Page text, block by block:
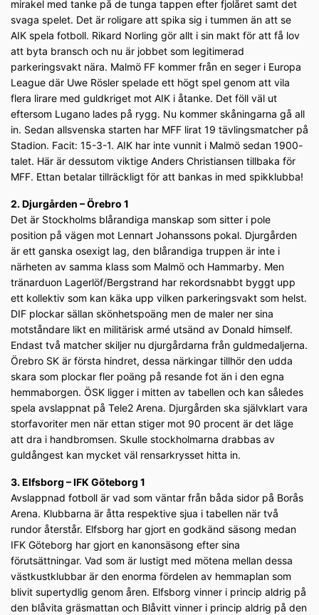
mirakel med tanke på de tunga tappen efter fjolåret samt det
svaga spelet. Det är roligare att spika sig i tummen än att se
AIK spela fotboll. Rikard Norling gör allt i sin makt för att få lov
att byta bransch och nu är jobbet som legitimerad
parkeringsvakt nära. Malmö FF kommer från en seger i Europa
League där Uwe Rösler spelade ett högt spel genom att vila
flera lirare med guldkriget mot AIK i åtanke. Det föll väl ut
eftersom Lugano lades på rygg. Nu kommer skåningarna gå all
in. Sedan allsvenska starten har MFF lirat 19 tävlingsmatcher på
Stadion. Facit: 15-3-1. AIK har inte vunnit i Malmö sedan 1900-
talet. Här är dessutom viktige Anders Christiansen tillbaka för
MFF. Ettan betalar tillräckligt för att bankas in med spikklubba!
2. Djurgården – Örebro 1
Det är Stockholms blårandiga manskap som sitter i pole
position på vägen mot Lennart Johanssons pokal. Djurgården
är ett ganska osexigt lag, den blårandiga truppen är inte i
närheten av samma klass som Malmö och Hammarby. Men
tränarduon Lagerlöf/Bergstrand har rekordsnabbt byggt upp
ett kollektiv som kan käka upp vilken parkeringsvakt som helst.
DIF plockar sällan skönhetspoäng men de maler ner sina
motståndare likt en militärisk armé utsänd av Donald himself.
Endast två matcher skiljer nu djurgårdarna från guldmedaljerna.
Örebro SK är första hindret, dessa närkingar tillhör den udda
skara som plockar fler poäng på resande fot än i den egna
hemmaborgen. ÖSK ligger i mitten av tabellen och kan således
spela avslappnat på Tele2 Arena. Djurgården ska självklart vara
storfavoriter men när ettan stiger mot 90 procent är det läge
att dra i handbromsen. Skulle stockholmarna drabbas av
guldångest kan mycket väl rensarkrysset hitta in.
3. Elfsborg – IFK Göteborg 1
Avslappnad fotboll är vad som väntar från båda sidor på Borås
Arena. Klubbarna är åtta respektive sjua i tabellen när två
rundor återstår. Elfsborg har gjort en godkänd säsong medan
IFK Göteborg har gjort en kanonsäsong efter sina
förutsättningar. Vad som är lustigt med mötena mellan dessa
västkustklubbar är den enorma fördelen av hemmaplan som
blivit supertydlig genom åren. Elfsborg vinner i princip aldrig på
den blåvita gräsmattan och Blåvitt vinner i princip aldrig på den